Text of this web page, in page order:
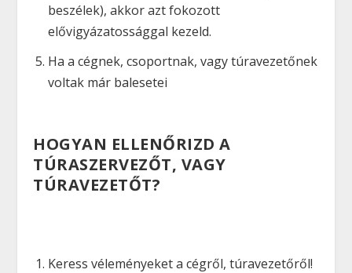
beszélek), akkor azt fokozott
elővigyázatossággal kezeld.
Ha a cégnek, csoportnak, vagy túravezetőnek
voltak már balesetei
HOGYAN ELLENŐRIZD A
TÚRASZERVEZŐT, VAGY
TÚRAVEZETŐT?
Keress véleményeket a cégről, túravezetőről!